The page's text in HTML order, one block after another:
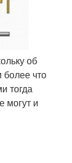
об
более что
тогда
могут и